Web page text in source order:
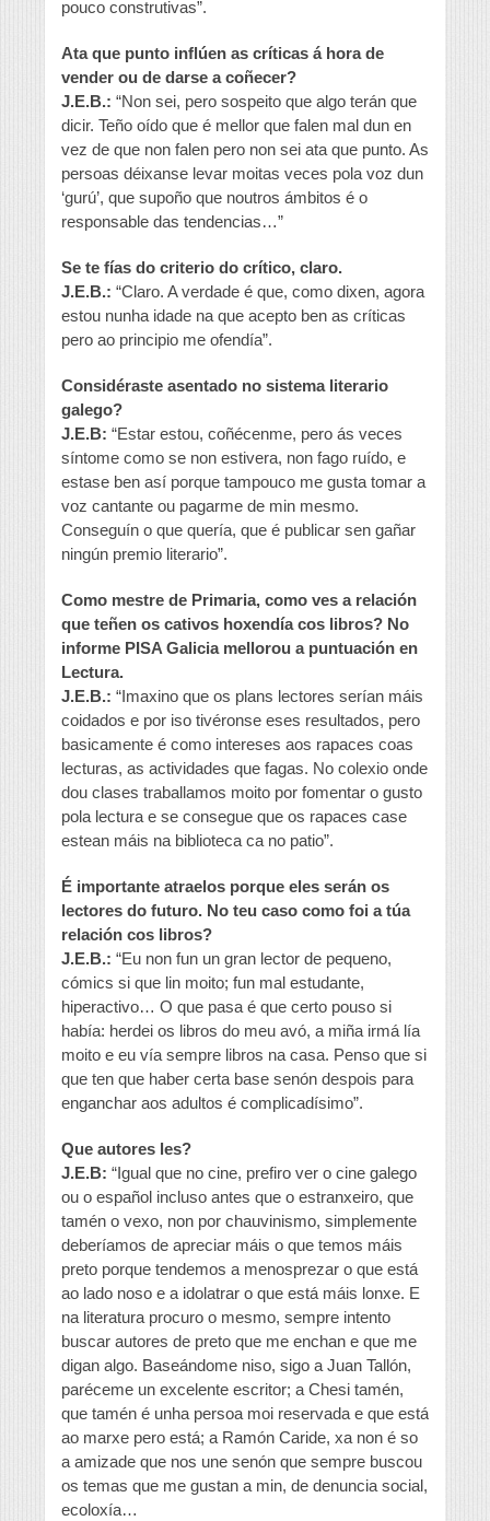
pouco construtivas”.
Ata que punto inflúen as críticas á hora de
vender ou de darse a coñecer?
J.E.B.: “Non sei, pero sospeito que algo terán que
dicir. Teño oído que é mellor que falen mal dun en
vez de que non falen pero non sei ata que punto. As
persoas déixanse levar moitas veces pola voz dun
‘gurú’, que supoño que noutros ámbitos é o
responsable das tendencias…”
Se te fías do criterio do crítico, claro.
J.E.B.: “Claro. A verdade é que, como dixen, agora
estou nunha idade na que acepto ben as críticas
pero ao principio me ofendía”.
Considéraste asentado no sistema literario
galego?
J.E.B: “Estar estou, coñécenme, pero ás veces
síntome como se non estivera, non fago ruído, e
estase ben así porque tampouco me gusta tomar a
voz cantante ou pagarme de min mesmo.
Conseguín o que quería, que é publicar sen gañar
ningún premio literario”.
Como mestre de Primaria, como ves a relación
que teñen os cativos hoxendía cos libros? No
informe PISA Galicia mellorou a puntuación en
Lectura.
J.E.B.: “Imaxino que os plans lectores serían máis
coidados e por iso tivéronse eses resultados, pero
basicamente é como intereses aos rapaces coas
lecturas, as actividades que fagas. No colexio onde
dou clases traballamos moito por fomentar o gusto
pola lectura e se consegue que os rapaces case
estean máis na biblioteca ca no patio”.
É importante atraelos porque eles serán os
lectores do futuro. No teu caso como foi a túa
relación cos libros?
J.E.B.: “Eu non fun un gran lector de pequeno,
cómics si que lin moito; fun mal estudante,
hiperactivo… O que pasa é que certo pouso si
había: herdei os libros do meu avó, a miña irmá lía
moito e eu vía sempre libros na casa. Penso que si
que ten que haber certa base senón despois para
enganchar aos adultos é complicadísimo”.
Que autores les?
J.E.B: “Igual que no cine, prefiro ver o cine galego
ou o español incluso antes que o estranxeiro, que
tamén o vexo, non por chauvinismo, simplemente
deberíamos de apreciar máis o que temos máis
preto porque tendemos a menosprezar o que está
ao lado noso e a idolatrar o que está máis lonxe. E
na literatura procuro o mesmo, sempre intento
buscar autores de preto que me enchan e que me
digan algo. Baseándome niso, sigo a Juan Tallón,
paréceme un excelente escritor; a Chesi tamén,
que tamén é unha persoa moi reservada e que está
ao marxe pero está; a Ramón Caride, xa non é so
a amizade que nos une senón que sempre buscou
os temas que me gustan a min, de denuncia social,
ecoloxía…